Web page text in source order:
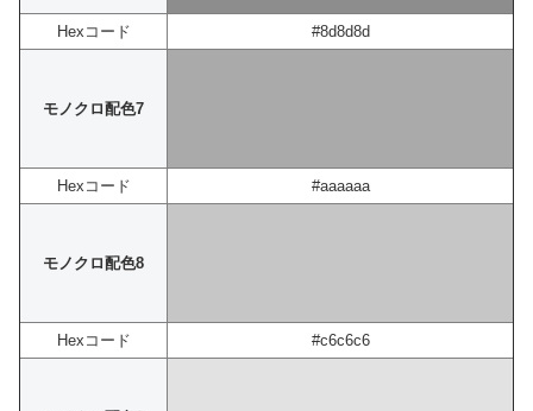
Hexコード #8d8d8d
モノクロ配色7
Hexコード #aaaaaa
モノクロ配色8
Hexコード #c6c6c6